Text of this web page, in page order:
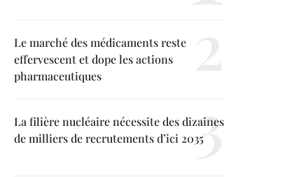
Le marché des médicaments reste
effervescent et dope les actions
pharmaceutiques
La filière nucléaire nécessite des dizaines
de milliers de recrutements d’ici 2035